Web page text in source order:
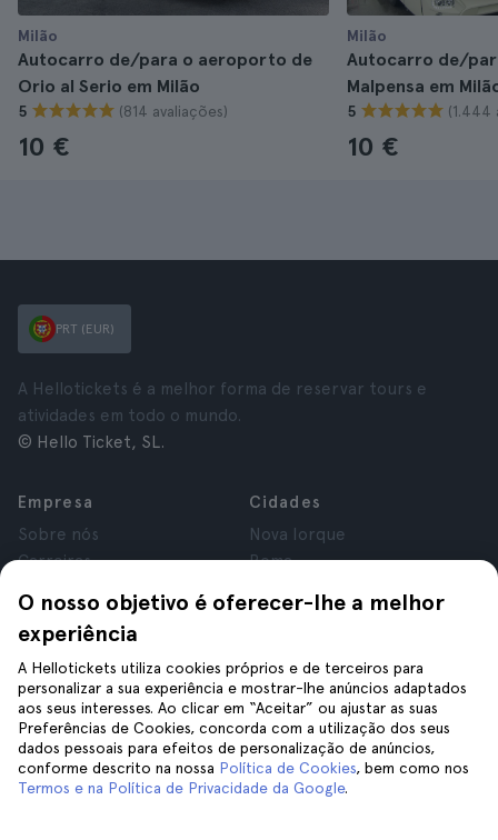
Milão
Autocarro de/para o aeroporto de
Orio al Serio em Milão
5 (814 avaliações)
10 €
Milão
Autocarro de/
Malpensa em
5 (1.444
10 €
O nosso objetivo é oferecer-lhe a melhor
experiência
A Hellotickets utiliza cookies próprios e de terceiros para
personalizar a sua experiência e mostrar-lhe anúncios adaptados
aos seus interesses. Ao clicar em “Aceitar” ou ajustar as suas
Preferências de Cookies, concorda com a utilização dos seus
dados pessoais para efeitos de personalização de anúncios,
conforme descrito na nossa Política de Cookies, bem como nos
Termos e na Política de Privacidade da Google.
PRT (EUR)
A Hellotickets é a melhor forma de reservar tours e
atividades em todo o mundo.
© Hello Ticket, SL.
Empresa
Sobre nós
Carreiras
Avaliações
Privacidade
Termos e Condições
Aviso Legal
Cookies
Cidades
Nova Iorque
Roma
Londres
Cracóvia
Tenerife
Ajuda
Siga-nos